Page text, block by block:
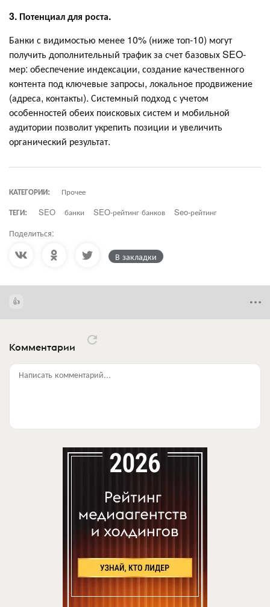
3. Потенциал для роста.
Банки с видимостью менее 10% (ниже топ-10) могут
получить дополнительный трафик за счет базовых SEO-
мер: обеспечение индексации, создание качественного
контента под ключевые запросы, локальное продвижение
(адреса, контакты). Системный подход с учетом
особенностей обеих поисковых систем и мобильной
аудитории позволит укрепить позиции и увеличить
органический результат.
КАТЕГОРИИ:
Прочее
ТЕГИ:
SEO банки SEO-рейтинг банков Seo-рейтинг
Поделиться:
В закладки
Комментарии
Написать комментарий...